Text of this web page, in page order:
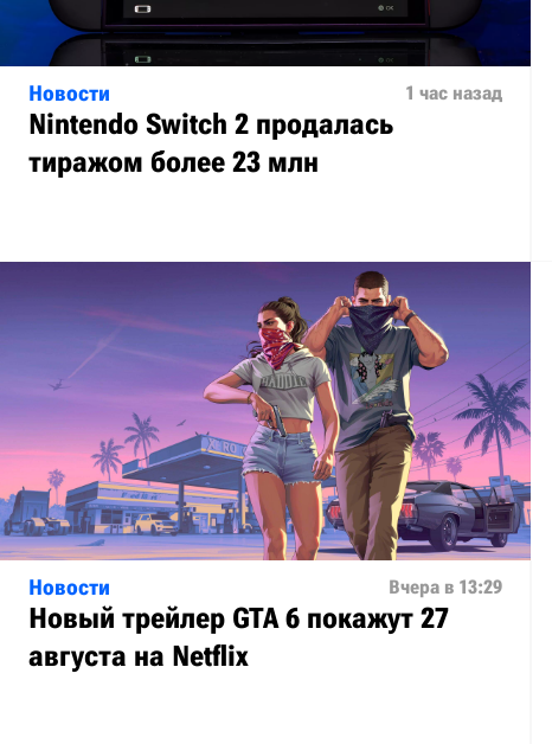
Новости 1 час назад
Nintendo Switch 2 продалась
тиражом более 23 млн
Новости Вчера в 13:29
Новый трейлер GTA 6 покажут 27
августа на Netflix